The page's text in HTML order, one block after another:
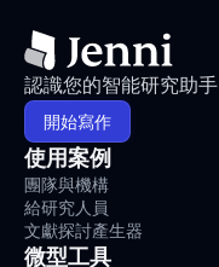
認識您的智能研究助手
開始寫作
使用案例
團隊與機構
給研究人員
文獻探討產生器
微型工具